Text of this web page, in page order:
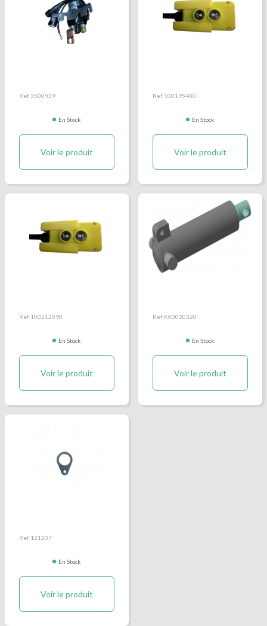
Ref 3500939
En Stock
Voir le produit
Ref 100195400
En Stock
Voir le produit
Ref 100212090
En Stock
Voir le produit
Ref K00020320
En Stock
Voir le produit
Ref 121207
En Stock
Voir le produit